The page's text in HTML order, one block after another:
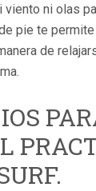
viento ni olas
pie te
de